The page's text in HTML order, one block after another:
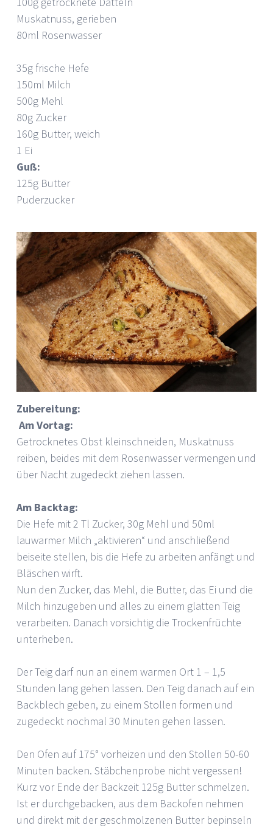
Muskatnuss, gerieben
80ml Rosenwasser
35g frische Hefe
150ml Milch
500g Mehl
80g Zucker
160g Butter, weich
1 Ei
Guß:
125g Butter
Puderzucker
Zubereitung:
Am Vortag:
Getrocknetes Obst kleinschneiden, Muskatnuss
reiben, beides mit dem Rosenwasser vermengen und
über Nacht zugedeckt ziehen lassen.
Am Backtag:
Die Hefe mit 2 Tl Zucker, 30g Mehl und 50ml
lauwarmer Milch „aktivieren“ und anschließend
beiseite stellen, bis die Hefe zu arbeiten anfängt und
Bläschen wirft.
Nun den Zucker, das Mehl, die Butter, das Ei und die
Milch hinzugeben und alles zu einem glatten Teig
verarbeiten. Danach vorsichtig die Trockenfrüchte
unterheben.
Der Teig darf nun an einem warmen Ort 1 – 1,5
Stunden lang gehen lassen. Den Teig danach auf ein
Backblech geben, zu einem Stollen formen und
zugedeckt nochmal 30 Minuten gehen lassen.
Den Ofen auf 175° vorheizen und den Stollen 50-60
Minuten backen. Stäbchenprobe nicht vergessen!
Kurz vor Ende der Backzeit 125g Butter schmelzen.
Ist er durchgebacken, aus dem Backofen nehmen
und direkt mit der geschmolzenen Butter bepinseln